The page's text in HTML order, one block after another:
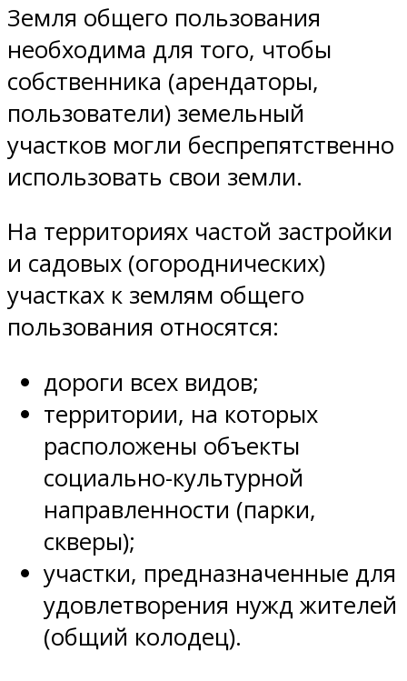
Земля общего пользования
необходима для того, чтобы
собственника (арендаторы,
пользователи) земельный
участков могли беспрепятственно
использовать свои земли.
На территориях частой застройки
и садовых (огороднических)
участках к землям общего
пользования относятся:
дороги всех видов;
территории, на которых
расположены объекты
социально-культурной
направленности (парки,
скверы);
участки, предназначенные для
удовлетворения нужд жителей
(общий колодец).